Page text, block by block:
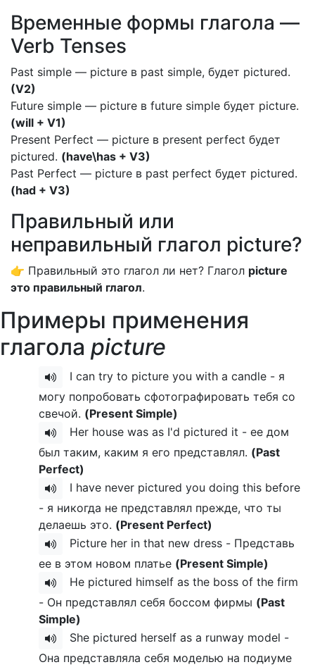
Временные формы глагола —
Verb Tenses
Past simple — picture в past simple, будет pictured.
(V2)
Future simple — picture в future simple будет picture.
(will + V1)
Present Perfect — picture в present perfect будет
pictured. (have\has + V3)
Past Perfect — picture в past perfect будет pictured.
(had + V3)
Правильный или
неправильный глагол picture?
👉 Правильный это глагол ли нет? Глагол picture
это правильный глагол.
Примеры применения
глагола picture
I can try to picture you with a candle - я
могу попробовать сфотографировать тебя со
свечой. (Present Simple)
Her house was as I'd pictured it - ее дом
был таким, каким я его представлял. (Past
Perfect)
I have never pictured you doing this before
- я никогда не представлял прежде, что ты
делаешь это. (Present Perfect)
Picture her in that new dress - Представь
ее в этом новом платье (Present Simple)
He pictured himself as the boss of the firm
- Он представлял себя боссом фирмы (Past
Simple)
She pictured herself as a runway model -
Она представляла себя моделью на подиуме